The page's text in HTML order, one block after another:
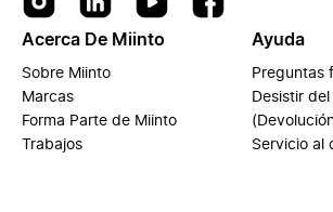
Acerca De Miinto
Sobre Miinto
Marcas
Forma Parte de Miinto
Trabajos
Ayuda
Preguntas
Desistir
Servicio al